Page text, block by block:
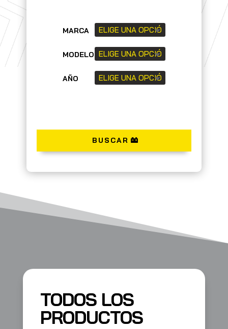
MARCA
MODELO
AÑO
BUSCAR
TODOS LOS
PRODUCTOS